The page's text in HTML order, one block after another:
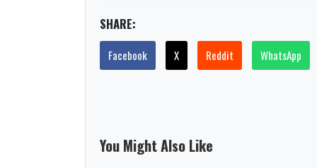
SHARE:
Facebook X Reddit WhatsApp
You Might Also Like